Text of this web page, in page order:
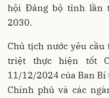
hội Đảng bộ tỉnh lần
2030.
Chủ tịch nước yêu
triệt thực hiện tốt
11/12/2024 của Ban
Chính phủ và các